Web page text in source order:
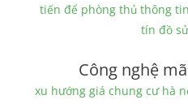
tiến để phòng thủ thông
tín đồ
Công nghệ
xu hướng giá chung cư hà